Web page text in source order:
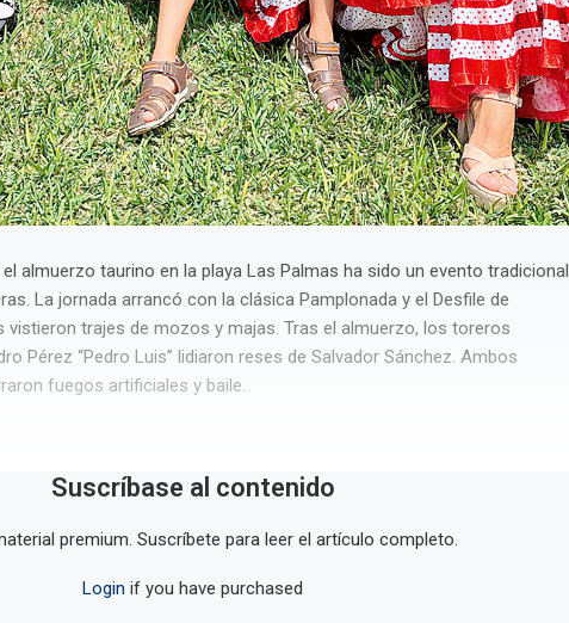
almuerzo taurino en la playa Las Palmas ha sido un evento tradicional
La jornada arrancó con la clásica Pamplonada y el Desfile de
vistieron trajes de mozos y majas. Tras el almuerzo, los toreros
Pérez “Pedro Luis” lidiaron reses de Salvador Sánchez. Ambos
fuegos artificiales y baile.
Suscríbase al contenido
premium. Suscríbete para leer el artículo completo.
Login if you have purchased